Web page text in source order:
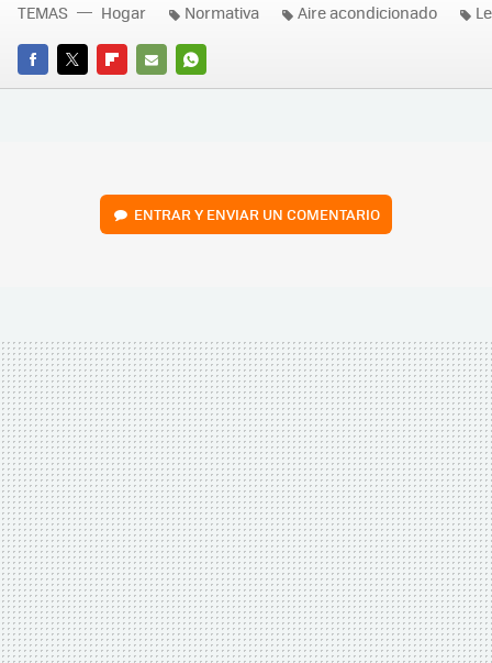
FACEBOOK
TWITTERFLIPBOARD
E-
WHATSAPP
TEMAS Hogar Normativa Aire acondicionado
ENTRAR Y ENVIAR UN COMENTARIO